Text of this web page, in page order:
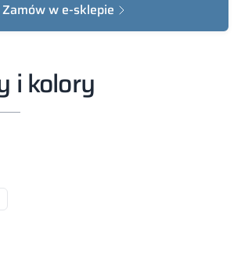
Zamów w e-sklepie
i kolory